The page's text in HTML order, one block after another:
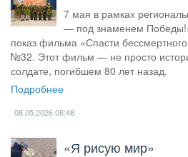
7 мая в рамках
— под знаменем
показ фильма «Спасти
№32. Этот фильм — не просто
солдате, погибшем 80 лет назад.
Подробнее
08.05.202608:48
«Я рисую мир»